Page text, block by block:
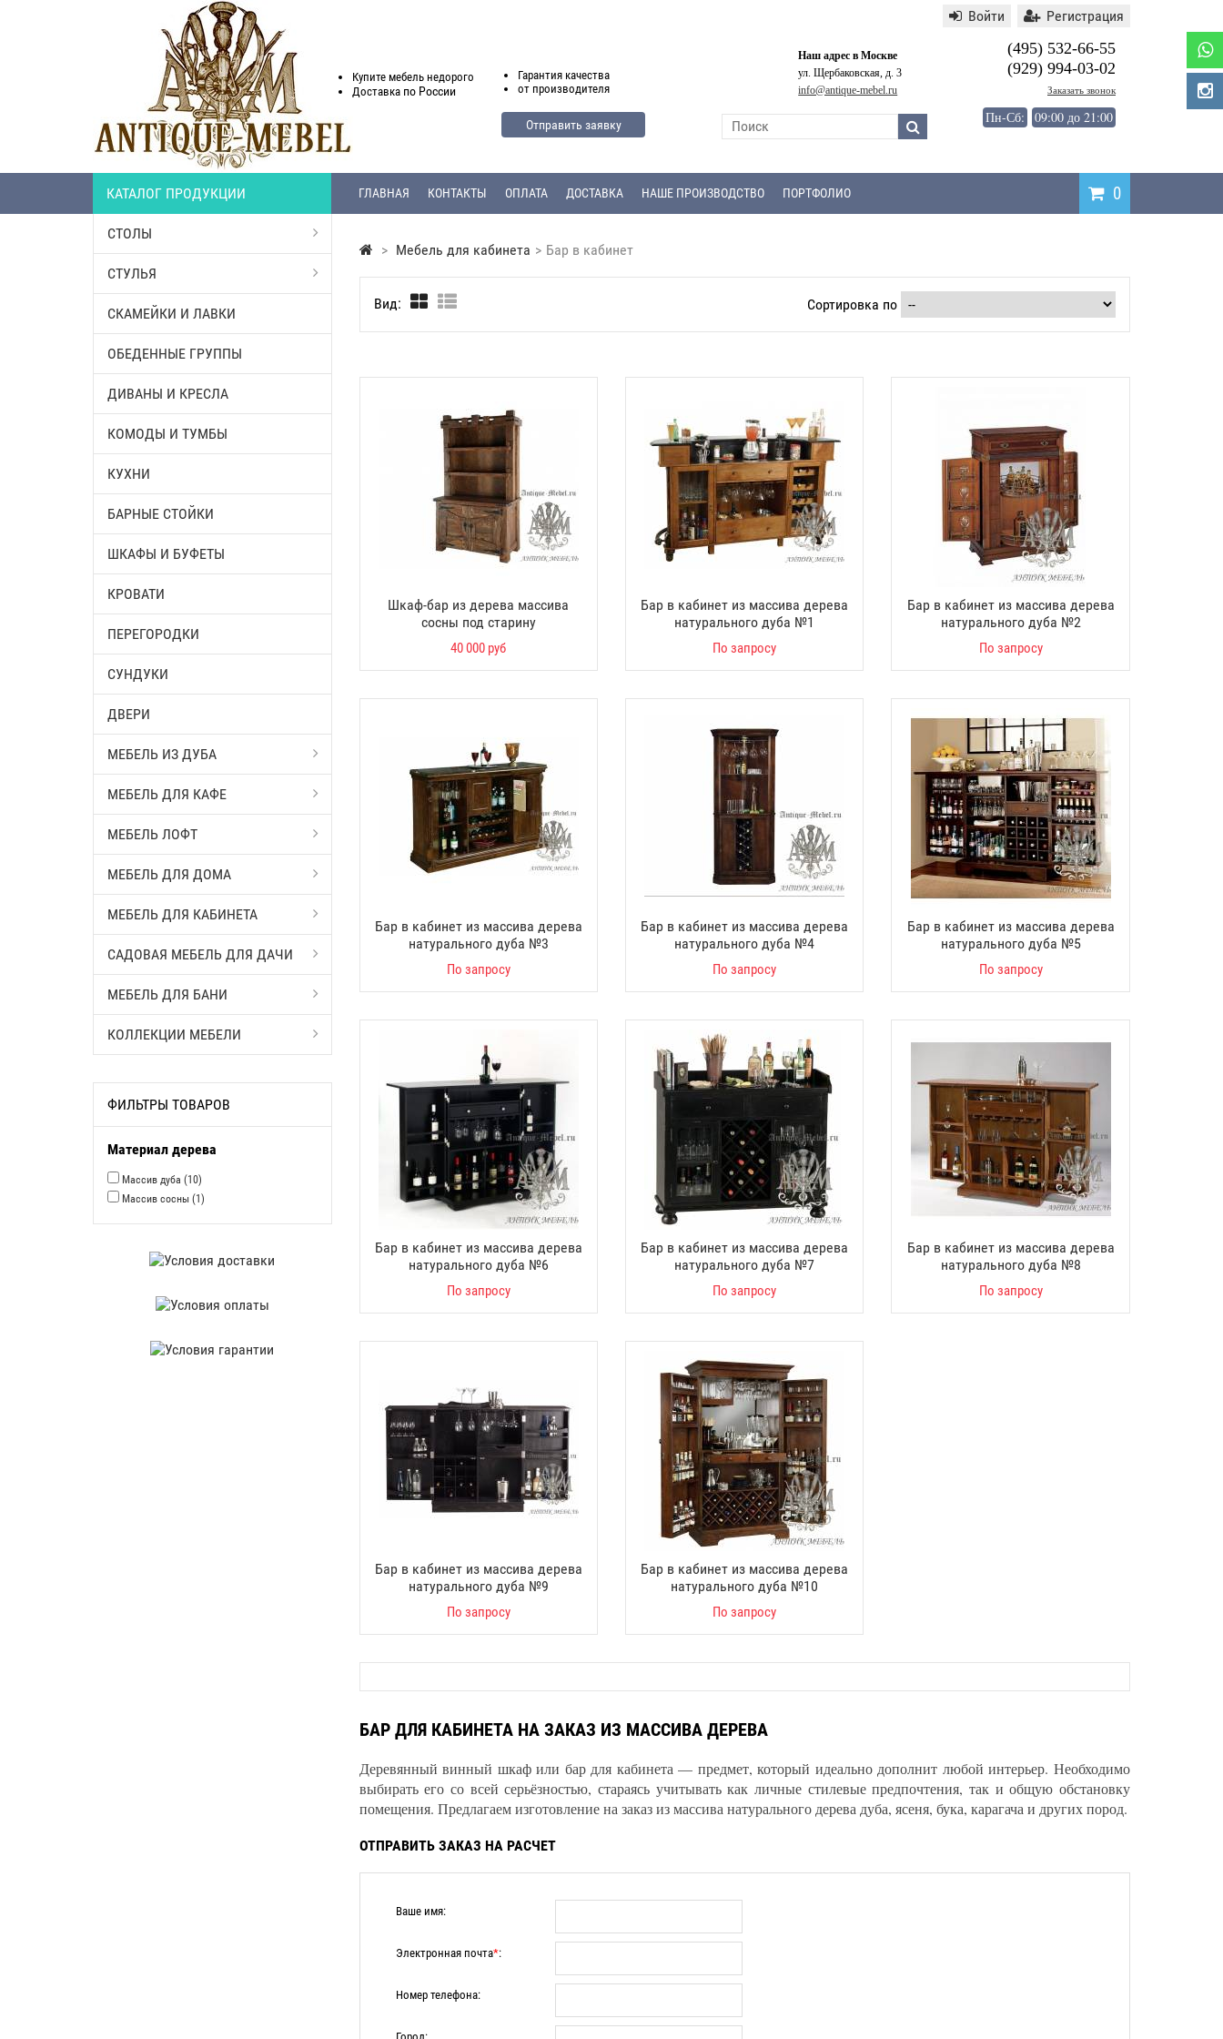
Купите мебель недорого
Доставка по России
Гарантия качества
от производителя
Отправить заявку
Наш адрес в Москве
ул. Щербаковская, д. 3
info@antique-mebel.ru
(495) 532-66-55
(929) 994-03-02
Заказать звонок
Пн-Сб: 09:00 до 21:00
Войти Регистрация
КАТАЛОГ ПРОДУКЦИИ 0
ГЛАВНАЯ КОНТАКТЫ ОПЛАТА ДОСТАВКА НАШЕ ПРОИЗВОДСТВО ПОРТФОЛИО
СТОЛЫ
СТУЛЬЯ
СКАМЕЙКИ И ЛАВКИ
ОБЕДЕННЫЕ ГРУППЫ
ДИВАНЫ И КРЕСЛА
КОМОДЫ И ТУМБЫ
КУХНИ
БАРНЫЕ СТОЙКИ
ШКАФЫ И БУФЕТЫ
КРОВАТИ
ПЕРЕГОРОДКИ
СУНДУКИ
ДВЕРИ
МЕБЕЛЬ ИЗ ДУБА
МЕБЕЛЬ ДЛЯ КАФЕ
МЕБЕЛЬ ЛОФТ
МЕБЕЛЬ ДЛЯ ДОМА
МЕБЕЛЬ ДЛЯ КАБИНЕТА
САДОВАЯ МЕБЕЛЬ ДЛЯ ДАЧИ
МЕБЕЛЬ ДЛЯ БАНИ
КОЛЛЕКЦИИ МЕБЕЛИ
ФИЛЬТРЫ ТОВАРОВ
Материал дерева
Массив дуба (10)
Массив сосны (1)
> Мебель для кабинета > Бар в кабинет
Вид: Сортировка по
Шкаф-бар из дерева массива
сосны под старину
40 000 руб
Бар в кабинет из массива дерева
натурального дуба №1
По запросу
Бар в кабинет из массива дерева
натурального дуба №2
По запросу
Бар в кабинет из массива дерева
натурального дуба №3
По запросу
Бар в кабинет из массива дерева
натурального дуба №4
По запросу
Бар в кабинет из массива дерева
натурального дуба №5
По запросу
Бар в кабинет из массива дерева
натурального дуба №6
По запросу
Бар в кабинет из массива дерева
натурального дуба №7
По запросу
Бар в кабинет из массива дерева
натурального дуба №8
По запросу
Бар в кабинет из массива дерева
натурального дуба №9
По запросу
Бар в кабинет из массива дерева
натурального дуба №10
По запросу
БАР ДЛЯ КАБИНЕТА НА ЗАКАЗ ИЗ МАССИВА ДЕРЕВА
Деревянный винный шкаф или бар для кабинета — предмет, который идеально дополнит любой интерьер. Необходимо
выбирать его со всей серьёзностью, стараясь учитывать как личные стилевые предпочтения, так и общую обстановку
помещения. Предлагаем изготовление на заказ из массива натурального дерева дуба, ясеня, бука, карагача и других пород.
ОТПРАВИТЬ ЗАКАЗ НА РАСЧЕТ
Ваше имя:
Электронная почта*:
Номер телефона: